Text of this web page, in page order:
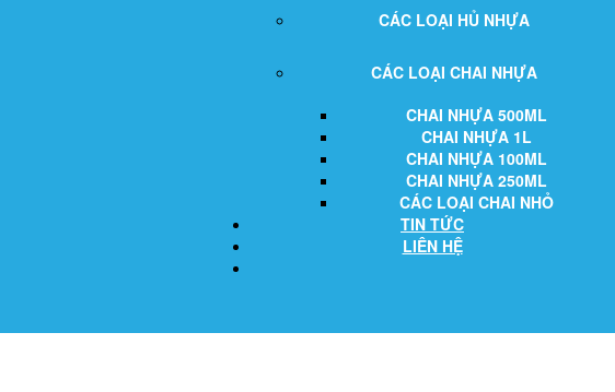
CÁC LOẠI HỦ NHỰA
CÁC LOẠI CHAI NHỰA
CHAI NHỰA 500ML
CHAI NHỰA 1L
CHAI NHỰA 100ML
CHAI NHỰA 250ML
CÁC LOẠI CHAI NHỎ
TIN TỨC
LIÊN HỆ